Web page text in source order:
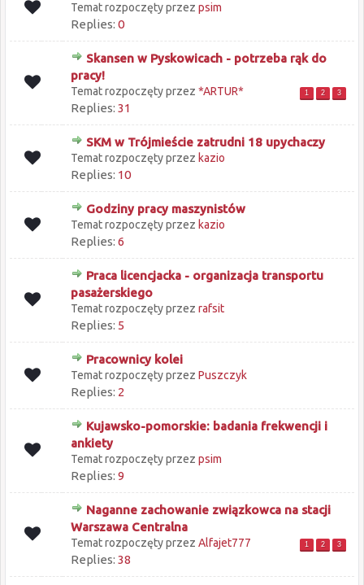
Temat rozpoczęty przez psim
Replies: 0
Skansen w Pyskowicach - potrzeba rąk do
pracy!
Temat rozpoczęty przez *ARTUR* 1 2 3
Replies: 31
SKM w Trójmieście zatrudni 18 upychaczy
Temat rozpoczęty przez kazio
Replies: 10
Godziny pracy maszynistów
Temat rozpoczęty przez kazio
Replies: 6
Praca licencjacka - organizacja transportu
pasażerskiego
Temat rozpoczęty przez rafsit
Replies: 5
Pracownicy kolei
Temat rozpoczęty przez Puszczyk
Replies: 2
Kujawsko-pomorskie: badania frekwencji i
ankiety
Temat rozpoczęty przez psim
Replies: 9
Naganne zachowanie związkowca na stacji
Warszawa Centralna
Temat rozpoczęty przez Alfajet777 1 2 3
Replies: 38